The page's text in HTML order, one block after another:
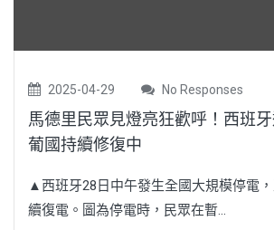
2025-04-29 No Responses
馬德里民眾見燈亮狂歡呼！西班
葡國持續修復中
▲西班牙28日中午發生全國大規模停電
續復電。圖為停電時，民眾在暫...